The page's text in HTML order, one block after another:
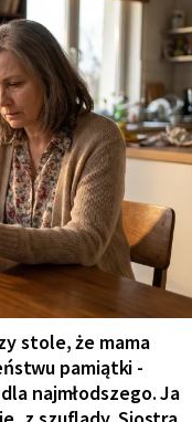
stole, że mama
pamiątki -
najmłodszego. Ja